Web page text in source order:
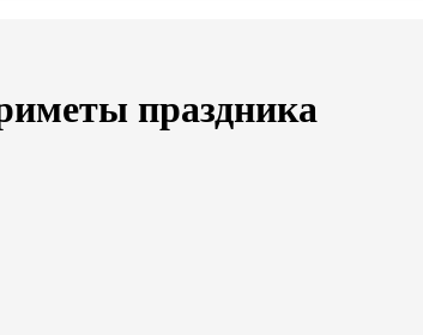
праздника